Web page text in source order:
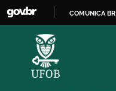
COMUNICA BR